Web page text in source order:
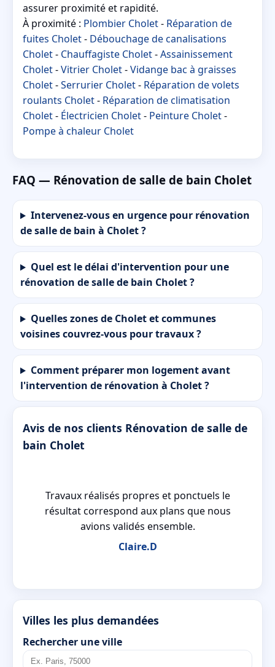
assurer proximité et rapidité.
À proximité : Plombier Cholet- Réparation de
fuites Cholet- Débouchage de canalisations
Cholet- Chauffagiste Cholet-Assainissement
Cholet-Vitrier Cholet-Vidange bac à graisses
Cholet-Serrurier Cholet- Réparation de volets
roulants Cholet- Réparation de climatisation
Cholet- Électricien Cholet- Peinture Cholet-
Pompe à chaleur Cholet
FAQ — Rénovation de salle de bain Cholet
Intervenez-vous en urgence pour rénovation
de salle de bain à Cholet ?
Quel est le délai d'intervention pour une
rénovation de salle de bain Cholet ?
Quelles zones de Cholet et communes
voisines couvrez-vous pour travaux ?
Comment préparer mon logement avant
l'intervention de rénovation à Cholet ?
Avis de nos clients Rénovation de salle de
bain Cholet
Travaux réalisés propres et ponctuels le
résultat correspond aux plans que nous
avions validés ensemble.
Claire.D
Villes les plus demandées
Rechercher une ville